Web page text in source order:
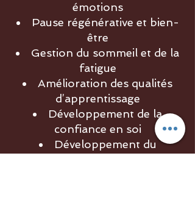
émotions
Pause régénérative et bien-
être
Gestion du sommeil et de la
fatigue
Amélioration des qualités
d’apprentissage
Développement de la
confiance en soi
Développement du